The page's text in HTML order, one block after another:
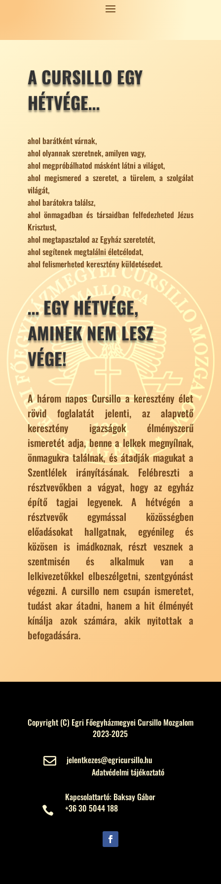
A CURSILLO EGY
HÉTVÉGE…
ahol barátként várnak,
ahol olyannak szeretnek, amilyen vagy,
ahol megpróbálhatod másként látni a világot,
ahol megismered a szeretet, a türelem, a szolgálat
világát,
ahol barátokra találsz,
ahol önmagadban és társaidban felfedezheted Jézus
Krisztust,
ahol megtapasztalod az Egyház szeretetét,
ahol segítenek megtalálni életcélodat,
ahol felismerheted keresztény küldetésedet.
… EGY HÉTVÉGE,
AMINEK NEM LESZ
VÉGE!
A három napos Cursillo a keresztény élet
rövid foglalatát jelenti, az alapvető
keresztény igazságok élményszerű
ismeretét adja, benne a lelkek megnyílnak,
önmagukra találnak, és átadják magukat a
Szentlélek irányításának. Felébreszti a
résztvevőkben a vágyat, hogy az egyház
építő tagjai legyenek. A hétvégén a
résztvevők egymással közösségben
előadásokat hallgatnak, egyénileg és
közösen is imádkoznak, részt vesznek a
szentmisén és alkalmuk van a
lelkivezetőkkel elbeszélgetni, szentgyónást
végezni. A cursillo nem csupán ismeretet,
tudást akar átadni, hanem a hit élményét
kínálja azok számára, akik nyitottak a
befogadására.
Copyright (C) Egri Főegyházmegyei Cursillo Mozgalom
2023-2025

jelentkezes@egricursillo.hu
Adatvédelmi tájékoztató
Kapcsolattartó: Baksay Gábor
 +36 30 5044 188